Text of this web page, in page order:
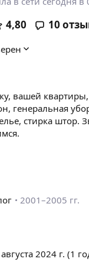
4,80 10
вашей
генеральная
стирка штор.
2001–2005 гг.
2024 г. (1